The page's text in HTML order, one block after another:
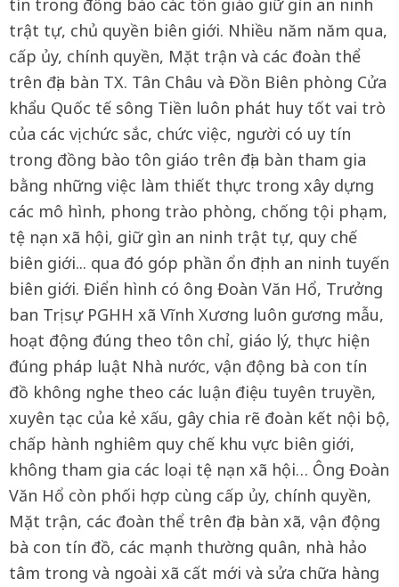
tín trong đồng bào các tôn giáo giữ gìn an ninh
trật tự, chủ quyền biên giới. Nhiều năm năm qua,
cấp ủy, chính quyền, Mặt trận và các đoàn thể
trên địa bàn TX. Tân Châu và Đồn Biên phòng Cửa
khẩu Quốc tế sông Tiền luôn phát huy tốt vai trò
của các vị chức sắc, chức việc, người có uy tín
trong đồng bào tôn giáo trên địa bàn tham gia
bằng những việc làm thiết thực trong xây dựng
các mô hình, phong trào phòng, chống tội phạm,
tệ nạn xã hội, giữ gìn an ninh trật tự, quy chế
biên giới... qua đó góp phần ổn định an ninh tuyến
biên giới. Điển hình có ông Đoàn Văn Hổ, Trưởng
ban Trị sự PGHH xã Vĩnh Xương luôn gương mẫu,
hoạt động đúng theo tôn chỉ, giáo lý, thực hiện
đúng pháp luật Nhà nước, vận động bà con tín
đồ không nghe theo các luận điệu tuyên truyền,
xuyên tạc của kẻ xấu, gây chia rẽ đoàn kết nội bộ,
chấp hành nghiêm quy chế khu vực biên giới,
không tham gia các loại tệ nạn xã hội… Ông Đoàn
Văn Hổ còn phối hợp cùng cấp ủy, chính quyền,
Mặt trận, các đoàn thể trên địa bàn xã, vận động
bà con tín đồ, các mạnh thường quân, nhà hảo
tâm trong và ngoài xã cất mới và sửa chữa hàng